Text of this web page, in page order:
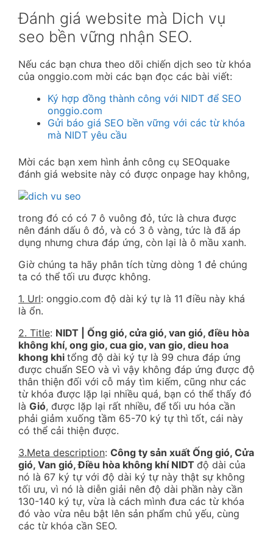
Đánh giá website mà Dich vụ
seo bền vững nhận SEO.
Nếu các bạn chưa theo dõi chiến dịch seo từ khóa
của onggio.com mời các bạn đọc các bài viết:
Ký hợp đồng thành công với NIDT để SEO
onggio.com
Gửi báo giá SEO bền vững với các từ khóa
mà NIDT yêu cầu
Mời các bạn xem hình ảnh công cụ SEOquake
đánh giá website này có được onpage hay không,
trong đó có có 7 ô vuông đỏ, tức là chưa được
nên đánh dấu ô đỏ, và có 3 ô vàng, tức là đã áp
dụng nhưng chưa đáp ứng, còn lại là ô mầu xanh.
Giờ chúng ta hãy phân tích từng dòng 1 đẻ chúng
ta có thể tối ưu được không.
1. Url: onggio.com độ dài ký tự là 11 điều này khá
là ổn.
2. Title: NIDT | Ống gió, cửa gió, van gió, điều hòa
không khí, ong gio, cua gio, van gio, dieu hoa
khong khi tổng độ dài ký tự là 99 chưa đáp ứng
được chuẩn SEO và vì vậy không đáp ứng được độ
thân thiện đối với cỗ máy tìm kiếm, cũng như các
từ khóa được lặp lại nhiều quá, bạn có thể thấy đó
là Gió, được lặp lại rất nhiều, để tối ưu hóa cần
phải giảm xuống tầm 65-70 ký tự thì tốt, cái này
có thể cải thiện được.
3.Meta description: Công ty sản xuất Ống gió, Cửa
gió, Van gió, Điều hòa không khí NIDT độ dài của
nó là 67 ký tự với độ dài ký tự này thật sự không
tối ưu, vì nó là diễn giải nên độ dài phần này cần
130-140 ký tự, vừa là cách mình đưa các từ khóa
đó vào vừa nêu bật lên sản phẩm chủ yếu, cùng
các từ khóa cần SEO.